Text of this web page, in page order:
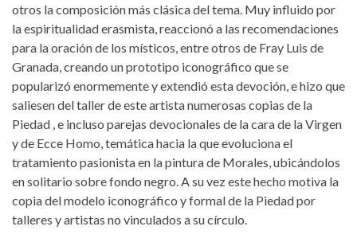
otros la composición más clásica del tema. Muy influido por
la espiritualidad erasmista, reaccionó a las recomendaciones
para la oración de los místicos, entre otros de Fray Luis de
Granada, creando un prototipo iconográfico que se
popularizó enormemente y extendió esta devoción, e hizo que
saliesen del taller de este artista numerosas copias de la
Piedad , e incluso parejas devocionales de la cara de la Virgen
y de Ecce Homo, temática hacia la que evoluciona el
tratamiento pasionista en la pintura de Morales, ubicándolos
en solitario sobre fondo negro. A su vez este hecho motiva la
copia del modelo iconográfico y formal de la Piedad por
talleres y artistas no vinculados a su círculo.